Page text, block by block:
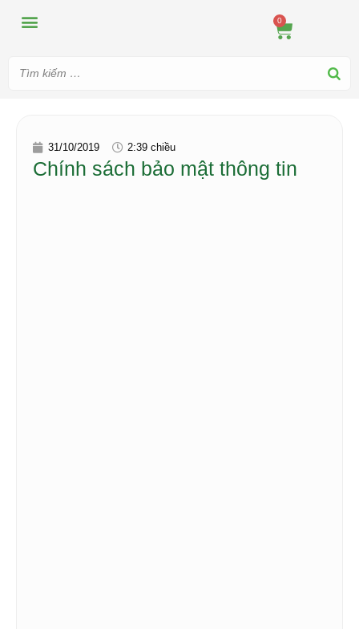
0
31/10/2019 2:39 chiều
Chính sách bảo mật thông tin